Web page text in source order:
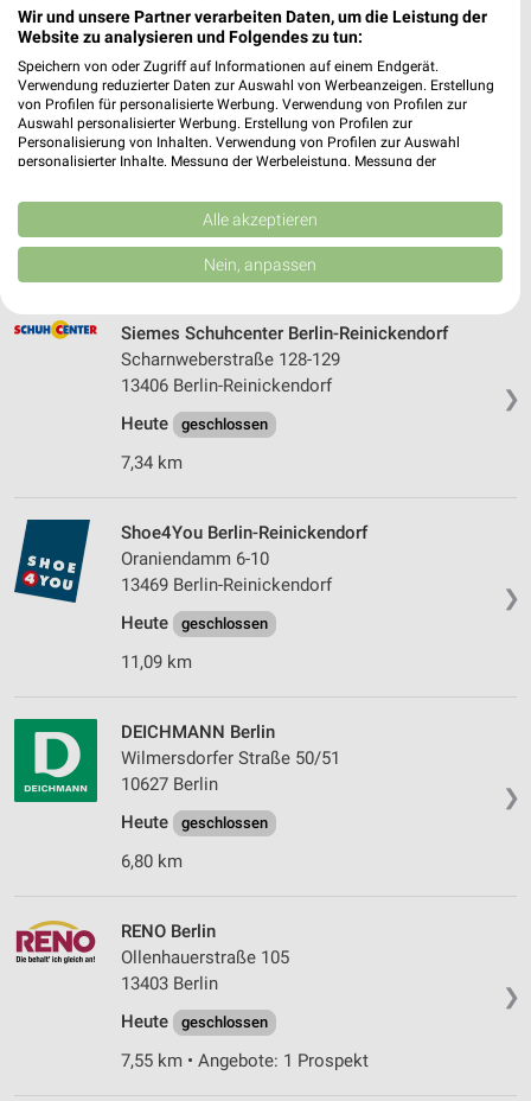
Heute geschlossen
35,65 km • Angebote: 1 Prospekt
❯
DEICHMANN Potsdam
Babelsberger Straße 16
geschlossen
❯
Siemes Schuhcenter Berlin-Reinickendorf
Scharnweberstraße 128-129
13406 Berlin-Reinickendorf
Heute
geschlossen
7,34 km
❯
Shoe4You Berlin-Reinickendorf
Oraniendamm 6-10
13469 Berlin-Reinickendorf
Heute
geschlossen
11,09 km
❯
DEICHMANN Berlin
Wilmersdorfer Straße 50/51
10627 Berlin
Heute
geschlossen
6,80 km
❯
RENO Berlin
Ollenhauerstraße 105
13403 Berlin
Heute
geschlossen
7,55 km • Angebote: 1 Prospekt
Wir und unsere Partner verarbeiten Daten, um die Leistung der
Website zu analysieren und Folgendes zu tun:
Speichern von oder Zugriff auf Informationen auf einem Endgerät.
Verwendung reduzierter Daten zur Auswahl von Werbeanzeigen. Erstellung
von Profilen für personalisierte Werbung. Verwendung von Profilen zur
Auswahl personalisierter Werbung. Erstellung von Profilen zur
Personalisierung von Inhalten. Verwendung von Profilen zur Auswahl
personalisierter Inhalte. Messung der Werbeleistung. Messung der
Kombinationen von Daten aus verschiedenen Quellen. Entwicklung und
Verbesserung der Angebote. Verwendung reduzierter Daten zur Auswahl
von Inhalten.
Daten können außerhalb der Europäischen Union weitergegeben und in die
Website/App.
Partnerliste anzeigen (1 IAB-Anbieter)
Wir nutzen Ihre Daten für folgende Zwecke:
IAB-Verarbeitungszwecke:
auf einem Endgerät
Verwendung reduzierter Daten zur Auswahl von
Werbeanzeigen
Erstellung von Profilen für personalisierte
Werbung
Verwendung von Profilen zur Auswahl
personalisierter Werbung
Erstellung von Profilen zur Personalisierung
von Inhalten
Verwendung von Profilen zur Auswahl
personalisierter Inhalte
Messung der Werbeleistung
Analyse von Zielgruppen durch Statistiken oder
Kombinationen von Daten aus verschiedenen
Alle akzeptieren
Nein, anpassen